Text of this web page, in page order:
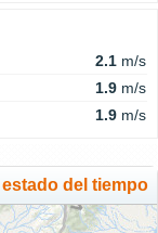
2.1 m/s
1.9 m/s
1.9 m/s
del tiempo